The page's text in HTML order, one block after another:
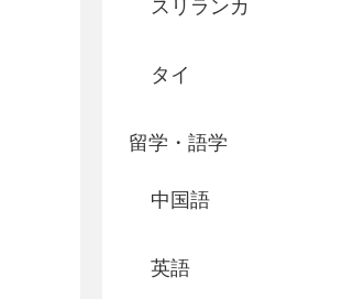
スリランカ
タイ
留学・語学
中国語
英語